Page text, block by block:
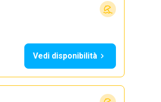
Vedi disponibilità